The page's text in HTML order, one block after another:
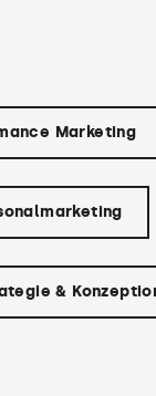
Marketing
&